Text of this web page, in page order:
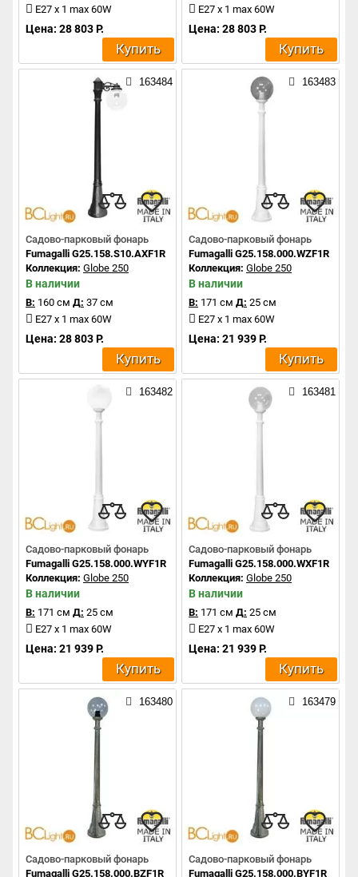
E27 x 1 max 60W
Цена: 28 803 Р.
Купить
E27 x 1 max 60W
Цена: 28 803 Р.
Купить
163484
Садово-парковый фонарь
Fumagalli G25.158.S10.AXF1R
Коллекция: Globe 250
В наличии
В: 160 см Д: 37 см
E27 x 1 max 60W
Цена: 28 803 Р.
Купить
163483
Садово-парковый фонарь
Fumagalli G25.158.000.WZF1R
Коллекция: Globe 250
В наличии
В: 171 см Д: 25 см
E27 x 1 max 60W
Цена: 21 939 Р.
Купить
163482
Садово-парковый фонарь
Fumagalli G25.158.000.WYF1R
Коллекция: Globe 250
В наличии
В: 171 см Д: 25 см
E27 x 1 max 60W
Цена: 21 939 Р.
Купить
163481
Садово-парковый фонарь
Fumagalli G25.158.000.WXF1R
Коллекция: Globe 250
В наличии
В: 171 см Д: 25 см
E27 x 1 max 60W
Цена: 21 939 Р.
Купить
163480
Садово-парковый фонарь
Fumagalli G25.158.000.BZF1R
163479
Садово-парковый фонарь
Fumagalli G25.158.000.BYF1R